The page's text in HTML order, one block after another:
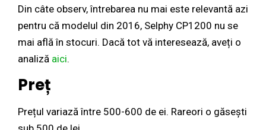
Din câte observ, întrebarea nu mai este relevantă azi
pentru că modelul din 2016, Selphy CP1200 nu se
mai află în stocuri. Dacă tot vă interesează, aveți o
analiză aici.
Preț
Prețul variază între 500-600 de ei. Rareori o găsești